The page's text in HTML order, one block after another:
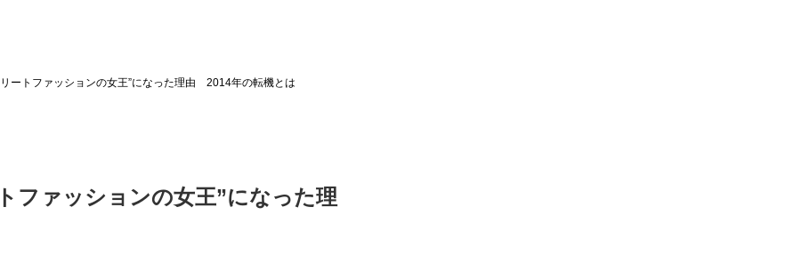
ートファッションの女王”になった理由 2014年の転機とは
ファッションの女王”になった理